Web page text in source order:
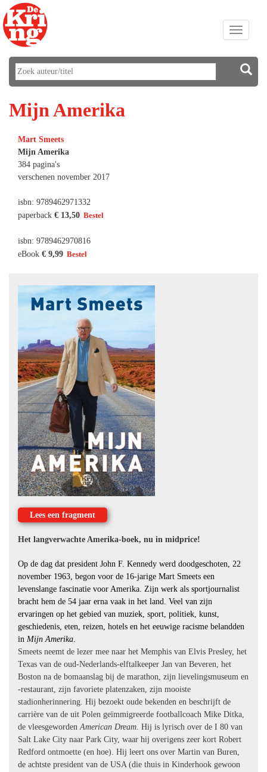
Toggle
Mijn Amerika
Mart Smeets
Mijn Amerika
384 pagina's
verschenen november 2017
isbn: 9789462971332
paperback € 13,50
isbn: 9789462970816
eBook € 9,99
Lees een fragment
Het langverwachte Amerika-boek, nu in midprice!
Op de dag dat president John F. Kennedy werd doodgeschoten, 22
november 1963, begon voor de 16-jarige Mart Smeets een
levenslange fascinatie voor Amerika. Zijn werk als sportjournalist
bracht hem de 54 jaar erna vaak in het land. Veel van zijn
ervaringen op het gebied van muziek, sport, politiek, kunst,
geschiedenis, eten, reizen, hotels en het eeuwige racisme belandden
in Mijn Amerika.
Smeets neemt de lezer mee naar het Memphis van Elvis Presley, het
Texas van de oud-Nederlands-elftalkeeper Jan van Beveren, het
Boston na de bomaanslag bij de marathon, zijn lievelingsmuseum en
-restaurant, zijn favoriete platenzaken, zijn mooiste
stadionherinnering. Hij bezoekt oude bekenden en beschrijft de
carrière van de uit Polen geïmmigreerde footballcoach Mike Ditka,
de vleesgewordenAmerican Dream. Hij is lyrisch over de I 80 van
Salt Lake City naar Park City, waar hij overigens zeer kort Robert
Redford ontmoette (en hoe). Hij leert ons over Martin van Buren,
de achtste president van de USA (die thuis in Kinderhook gewoon